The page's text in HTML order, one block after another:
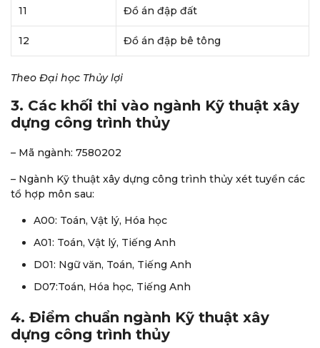
11 Đồ án đập đất
12 Đồ án đập bê tông
Theo Đại học Thủy lợi
3. Các khối thi vào ngành Kỹ thuật xây
dựng công trình thủy
– Mã ngành: 7580202
– Ngành Kỹ thuật xây dựng công trình thủy xét tuyển các
tổ hợp môn sau:
A00: Toán, Vật lý, Hóa học
A01: Toán, Vật lý, Tiếng Anh
D01: Ngữ văn, Toán, Tiếng Anh
D07:Toán, Hóa học, Tiếng Anh
4. Điểm chuẩn ngành Kỹ thuật xây
dựng công trình thủy